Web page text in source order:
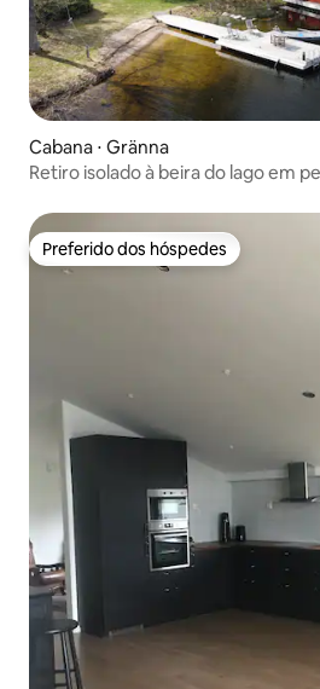
Cabana ⋅ Gränna
Retiro isolado à beira do lago em
Preferido dos hóspedes
Preferido dos hóspedes